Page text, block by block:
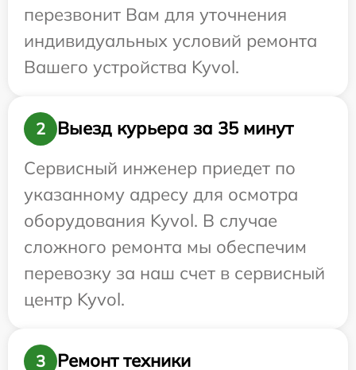
перезвонит Вам для уточнения
индивидуальных условий ремонта
Вашего устройства Kyvol.
2
Выезд курьера за 35 минут
Сервисный инженер приедет по
указанному адресу для осмотра
оборудования Kyvol. В случае
сложного ремонта мы обеспечим
перевозку за наш счет в сервисный
центр Kyvol.
3
Ремонт техники